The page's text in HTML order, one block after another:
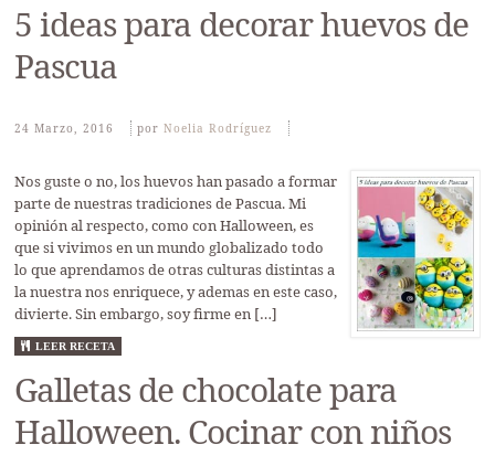
5 ideas para decorar huevos de
Pascua
24 Marzo, 2016 PorNoelia Rodríguez
Nos guste o no, los huevos han pasado a formar
parte de nuestras tradiciones de Pascua. Mi
opinión al respecto, como con Halloween, es
que si vivimos en un mundo globalizado todo
lo que aprendamos de otras culturas distintas a
la nuestra nos enriquece, y ademas en este caso,
divierte. Sin embargo, soy firme en […]
LEER RECETA
Galletas de chocolate para
Halloween. Cocinar con niños